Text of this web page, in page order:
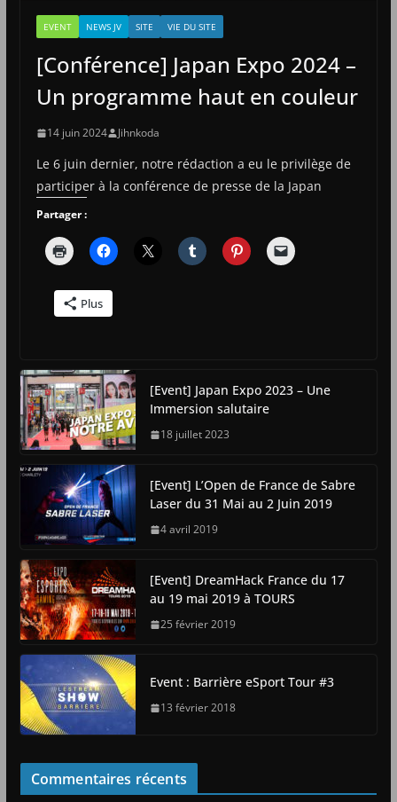
EVENT NEWS JV SITE VIE DU SITE
[Conférence] Japan Expo 2024 –
Un programme haut en couleur
14 juin 2024 Jihnkoda
Le 6 juin dernier, notre rédaction a eu le privilège de
participer à la conférence de presse de la Japan
Partager :
Plus
[Event] Japan Expo 2023 – Une
Immersion salutaire
18 juillet 2023
[Event] L’Open de France de Sabre
Laser du 31 Mai au 2 Juin 2019
4 avril 2019
[Event] DreamHack France du 17
au 19 mai 2019 à TOURS
25 février 2019
Event : Barrière eSport Tour #3
13 février 2018
Commentaires récents